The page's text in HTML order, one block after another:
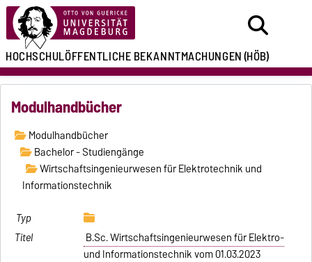
HOCHSCHULÖFFENTLICHEBEKANNTMACHUNGEN(HÖB)
Modulhandbücher
Modulhandbücher
Bachelor - Studiengänge
Wirtschaftsingenieurwesen für Elektrotechnik und
Informationstechnik
B.Sc. Wirtschaftsingenieurwesen für Elektro-
und Informationstechnik vom 01.03.2023